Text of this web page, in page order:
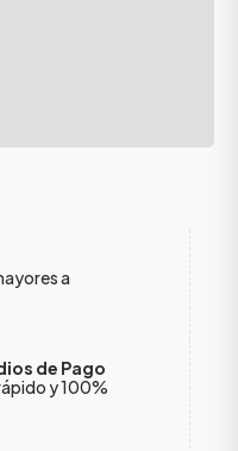
a
de Pago
y 100%